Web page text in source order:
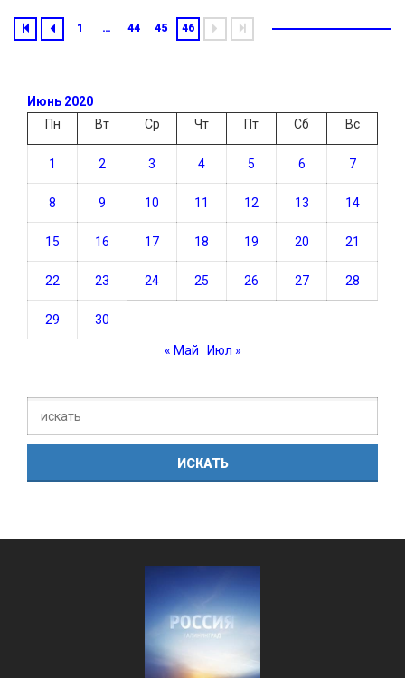
1 … 44 45 46
Июнь 2020
Пн
Вт Ср Чт Пт Сб Вс
1 2 3 4 5 6 7
8 9 10 11 12 13 14
15 16 17 18 19 20 21
22 23 24 25 26 27 28
29 30
« Май Июл »